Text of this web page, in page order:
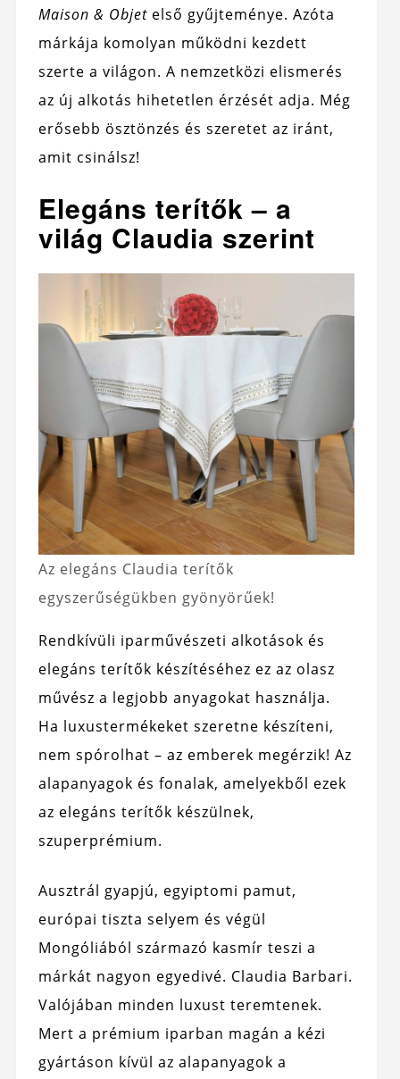
Maison & Objetelső gyűjteménye. Azóta
márkája komolyan működni kezdett
szerte a világon. A nemzetközi elismerés
az új alkotás hihetetlen érzését adja. Még
erősebb ösztönzés és szeretet az iránt,
amit csinálsz!
Elegáns terítők – a
világ Claudia szerint
Az elegáns Claudia terítők
egyszerűségükben gyönyörűek!
Rendkívüli iparművészeti alkotások és
elegáns terítők készítéséhez ez az olasz
művész a legjobb anyagokat használja.
Ha luxustermékeket szeretne készíteni,
nem spórolhat – az emberek megérzik! Az
alapanyagok és fonalak, amelyekből ezek
az elegáns terítők készülnek,
szuperprémium.
Ausztrál gyapjú, egyiptomi pamut,
európai tiszta selyem és végül
Mongóliából származó kasmír teszi a
márkát nagyon egyedivé. Claudia Barbari.
Valójában minden luxust teremtenek.
Mert a prémium iparban magán a kézi
gyártáson kívül az alapanyagok a